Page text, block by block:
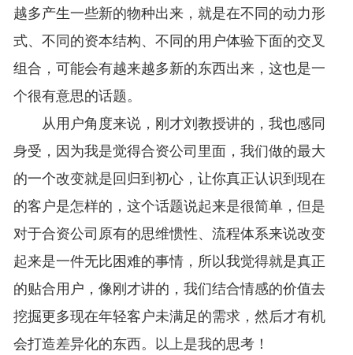
越多产生一些新的物种出来，就是在不同的动力形
式、不同的资本结构、不同的用户体验下面的交叉
组合，可能会有越来越多新的东西出来，这也是一
个很有意思的话题。
从用户角度来说，刚才刘教授讲的，我也感同
身受，因为我是觉得合资公司里面，我们做的最大
的一个改变就是回归到初心，让你真正认识到现在
的客户是怎样的，这个话题说起来是很简单，但是
对于合资公司原有的思维惯性、流程体系来说改变
起来是一件无比困难的事情，所以我觉得就是真正
的贴合用户，像刚才讲的，我们结合情感的价值去
挖掘更多现在年轻客户未满足的需求，然后才有机
会打造差异化的东西。以上是我的思考！